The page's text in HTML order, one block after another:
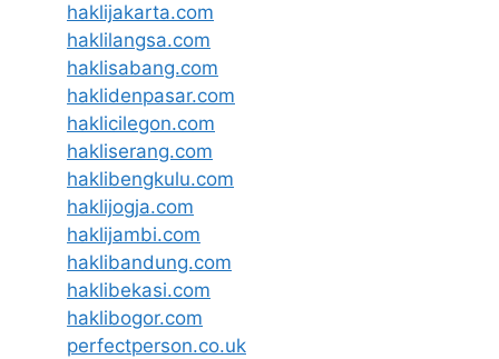
haklijakarta.com
haklilangsa.com
haklisabang.com
haklidenpasar.com
haklicilegon.com
hakliserang.com
haklibengkulu.com
haklijogja.com
haklijambi.com
haklibandung.com
haklibekasi.com
haklibogor.com
perfectperson.co.uk